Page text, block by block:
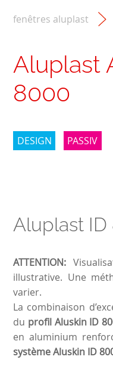
fenêtres aluplast
Aluplast
8000
DESIGN PASSIV
Aluplast
ATTENTION:
illustrative. Une
varier.
La combinaison
du profil Aluskin ID
en aluminium
système Aluskin ID